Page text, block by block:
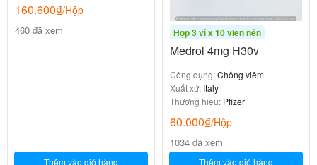
160.600₫/Hộp
460 đã xem
Thêm vào giỏ hàng
Hộp 3 vỉ x 10 viên nén
Medrol 4mg H30v
Công dụng:Chống viêm
Xuất xứ: Italy
Thương hiệu: Pfizer
60.000₫/Hộp
1034 đã xem
Thêm vào giỏ hàng